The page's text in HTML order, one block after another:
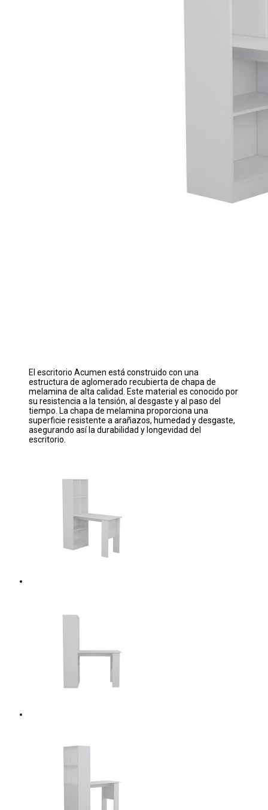
El escritorio Acumen está construido con una
estructura de aglomerado recubierta de chapa de
melamina de alta calidad. Este material es conocido por
su resistencia a la tensión, al desgaste y al paso del
tiempo. La chapa de melamina proporciona una
superficie resistente a arañazos, humedad y desgaste,
asegurando así la durabilidad y longevidad del
escritorio.